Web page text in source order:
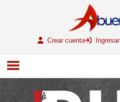
Crear cuenta Ingresar